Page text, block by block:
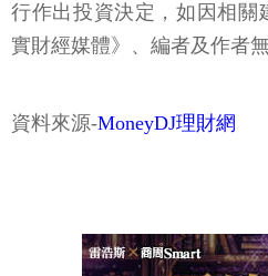
行作出投資決定，如因相關
實財經媒體》、編者及作者無
資料來源-MoneyDJ理財網